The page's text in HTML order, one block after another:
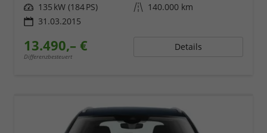
Leistung 135 kW (184 PS) Kilometerstand 140.000 km
31.03.2015
13.490,– €
Differenzbesteuert
Details